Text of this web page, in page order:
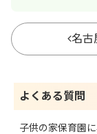
名古
よくある質問
子供の家保育園